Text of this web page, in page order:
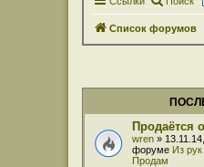
Список форумов
Продаётся
wren »
форуме Из
Продам